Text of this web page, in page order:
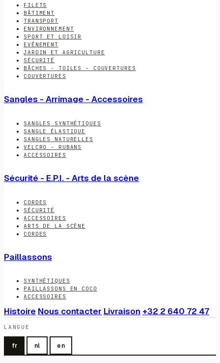
FILETS
BÂTIMENT
TRANSPORT
ENVIRONNEMENT
SPORT ET LOISIR
EVÉNEMENT
JARDIN ET AGRICULTURE
SÉCURITÉ
BÂCHES - TOILES - COUVERTURES
COUVERTURES
Sangles - Arrimage - Accessoires
SANGLES SYNTHÉTIQUES
SANGLE ÉLASTIQUE
SANGLES NATURELLES
VELCRO - RUBANS
ACCESSOIRES
Sécurité - E.P.I. - Arts de la scène
CORDES
SÉCURITÉ
ACCESSOIRES
ARTS DE LA SCÈNE
CORDES
Paillassons
SYNTHÉTIQUES
PAILLASSONS EN COCO
ACCESSOIRES
Histoire Nous contacter Livraison +32 2 640 72 47
LANGUE
fr nl en